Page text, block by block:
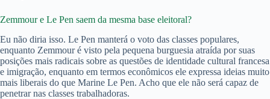
Zemmour e Le Pen saem da mesma base eleitoral?
Eu não diria isso. Le Pen manterá o voto das classes populares,
enquanto Zemmour é visto pela pequena burguesia atraída por suas
posições mais radicais sobre as questões de identidade cultural francesa
e imigração, enquanto em termos econômicos ele expressa ideias muito
mais liberais do que Marine Le Pen. Acho que ele não será capaz de
penetrar nas classes trabalhadoras.